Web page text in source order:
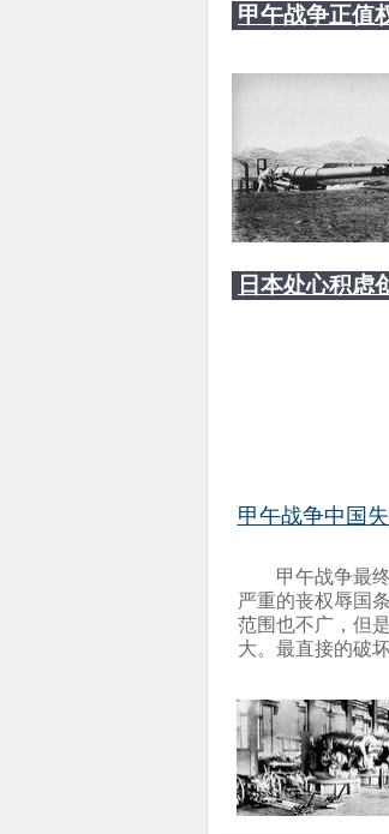
甲午战争正值
日本处心积虑
甲午战争中国
甲午战争最
严重的丧权辱国
范围也不广，但
大。最直接的破